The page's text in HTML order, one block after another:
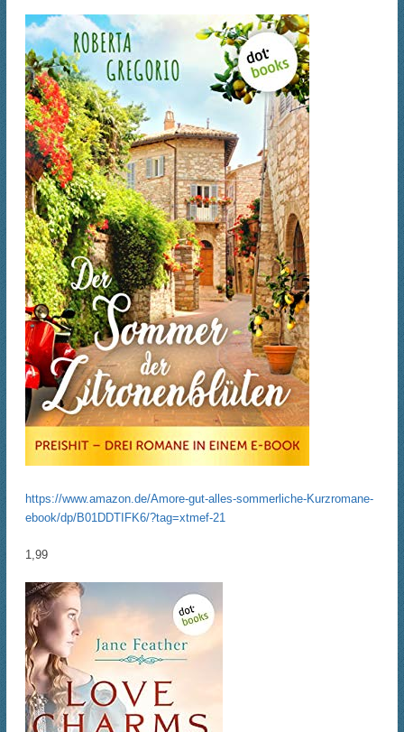
https://www.amazon.de/Amore-gut-alles-sommerliche-Kurzromane-
ebook/dp/B01DDTIFK6/?tag=xtmef-21
1,99